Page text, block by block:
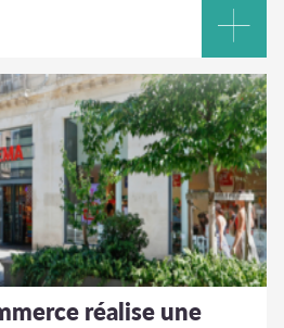
réalise une